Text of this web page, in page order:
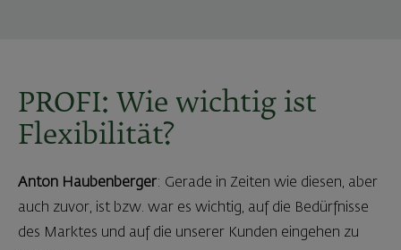
PROFI: Wie wichtig ist
Flexibilität?
Anton Haubenberger: Gerade in Zeiten wie diesen, aber
auch zuvor, ist bzw. war es wichtig, auf die Bedürfnisse
des Marktes und auf die unserer Kunden eingehen zu